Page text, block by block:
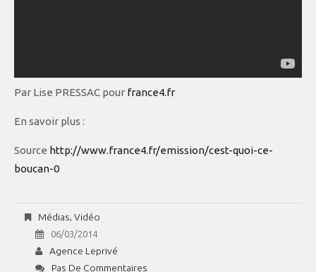
Par Lise PRESSAC pour france4.fr
En savoir plus :
Source http://www.france4.fr/emission/cest-quoi-ce-
boucan-0
Médias, Vidéo
06/03/2014
Agence Leprivé
Pas De Commentaires